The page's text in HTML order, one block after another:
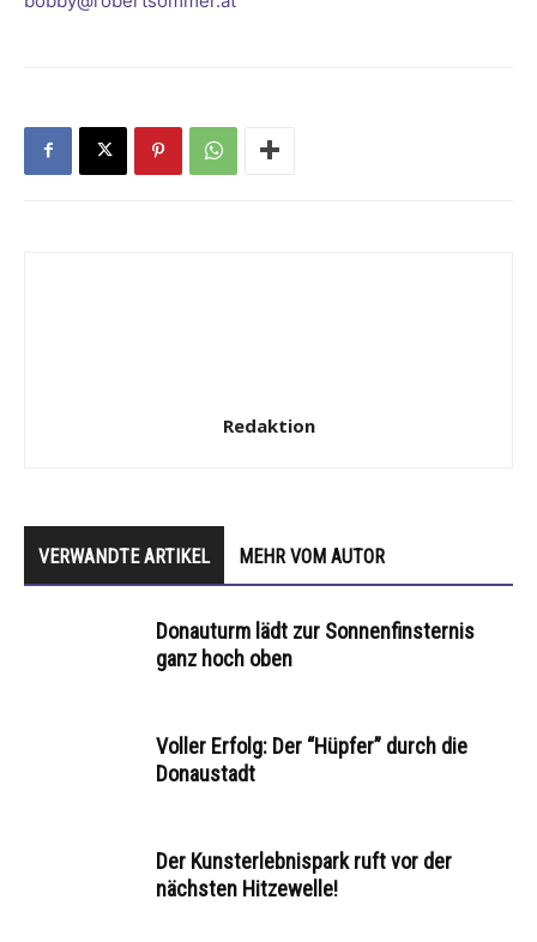
Redaktion
VERWANDTE ARTIKEL MEHR VOM AUTOR
Donauturm lädt zur Sonnenfinsternis
ganz hoch oben
Voller Erfolg: Der “Hüpfer” durch die
Donaustadt
Der Kunsterlebnispark ruft vor der
nächsten Hitzewelle!